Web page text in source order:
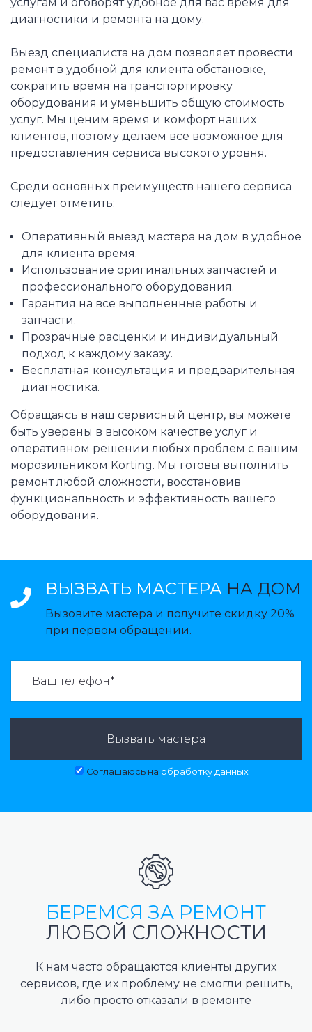
диагностики и ремонта на дому.
Выезд специалиста на дом позволяет провести
ремонт в удобной для клиента обстановке,
сократить время на транспортировку
оборудования и уменьшить общую стоимость
услуг. Мы ценим время и комфорт наших
клиентов, поэтому делаем все возможное для
предоставления сервиса высокого уровня.
Среди основных преимуществ нашего сервиса
следует отметить:
Оперативный выезд мастера на дом в удобное
для клиента время.
Использование оригинальных запчастей и
профессионального оборудования.
Гарантия на все выполненные работы и
запчасти.
Прозрачные расценки и индивидуальный
подход к каждому заказу.
Бесплатная консультация и предварительная
диагностика.
Обращаясь в наш сервисный центр, вы можете
быть уверены в высоком качестве услуг и
оперативном решении любых проблем с вашим
морозильником Korting. Мы готовы выполнить
ремонт любой сложности, восстановив
функциональность и эффективность вашего
оборудования.
ВЫЗВАТЬ МАСТЕРА НА ДОМ
Вызовите мастера и получите скидку 20%
при первом обращении.
Вызвать мастера
Соглашаюсь на обработку данных
БЕРЕМСЯ ЗА РЕМОНТ
ЛЮБОЙ СЛОЖНОСТИ
К нам часто обращаются клиенты других
сервисов, где их проблему не смогли решить,
либо просто отказали в ремонте